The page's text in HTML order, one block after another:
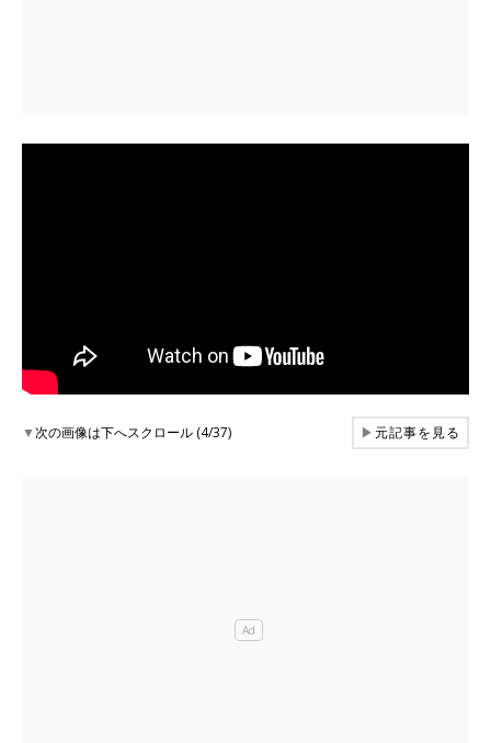
▼次の画像は下へスクロール (4/37) ▶元記事を見る